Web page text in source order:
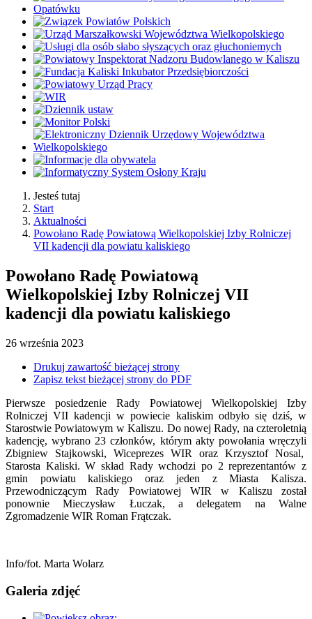
Jesteś tutaj
Start
Aktualności
Powołano Radę Powiatową Wielkopolskiej Izby Rolniczej
VII kadencji dla powiatu kaliskiego
Powołano Radę Powiatową
Wielkopolskiej Izby Rolniczej VII
kadencji dla powiatu kaliskiego
26 września 2023
Drukuj zawartość bieżącej strony
Zapisz tekst bieżącej strony do PDF
Pierwsze posiedzenie Rady Powiatowej Wielkopolskiej Izby
Rolniczej VII kadencji w powiecie kaliskim odbyło się dziś, w
Starostwie Powiatowym w Kaliszu. Do nowej Rady, na czteroletnią
kadencję, wybrano 23 członków, którym akty powołania wręczyli
Zbigniew Stajkowski, Wiceprezes WIR oraz Krzysztof Nosal,
Starosta Kaliski. W skład Rady wchodzi po 2 reprezentantów z
gmin powiatu kaliskiego oraz jeden z Miasta Kalisza.
Przewodniczącym Rady Powiatowej WIR w Kaliszu został
ponownie Mieczysław Łuczak, a delegatem na Walne
Zgromadzenie WIR Roman Frątczak.
Info/fot. Marta Wolarz
Galeria zdjęć